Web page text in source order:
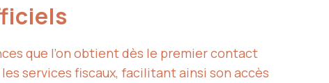
que l’on obtient dès le premier contact
services fiscaux, facilitant ainsi son accès